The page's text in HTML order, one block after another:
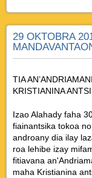
29 OKTOBRA
TIA
KRISTIANINA
Izao Alahady faha
fiainantsika tokoa
androany dia ilay
roa lehibe izay
fitiavana
maha Kristianina